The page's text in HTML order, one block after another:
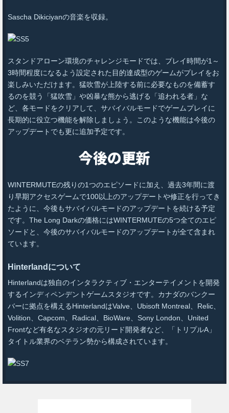
Sascha Dikiciyanの音楽を収録。
スタンドアローン環境のチャレンジモードでは、プレイ時間が1～
3時間程度になるよう設定された目的達成型のゲームがプレイをお
楽しみいただけます。猛吹雪が上陸する前に必要なものを備蓄す
るのを競う「猛吹雪」や凶暴な熊から逃げる「追われる者」な
ど、各モードをクリアして、サバイバルモードでゲームプレイに
長期的に役立つ機能を解除しましょう。このような機能は今後の
アップデートでも更に追加予定です。
WINTERMUTEの残りの1つのエピソードに加え、過去3年間に渡
り早期アクセスゲームで100以上のアップデートや修正を行ってき
たように、今後もサバイバルモードのアップデートを続ける予定
です。The Long Darkの価格にはWINTERMUTEの5つ全てのエピ
ソードと、今後のサバイバルモードのアップデートが全て含まれ
ています。
Hinterlandについて
Hinterlandは独自のインタラクティブ・エンターテイメントを開発
するインディペンデントゲームスタジオです。カナダのバンクー
バーに拠点を構えるHinterlandはValve、Ubisoft Montreal、Relic、
Volition、Capcom、Radical、BioWare、Sony London、United
Frontなど有名なスタジオの元リード開発者など、「トリプルA」
タイトル業界のベテラン勢から構成されています。